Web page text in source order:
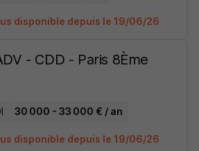
disponible depuis le 19/06/26
- CDD - Paris 8Ème
30 000 - 33 000 € / an
disponible depuis le 19/06/26